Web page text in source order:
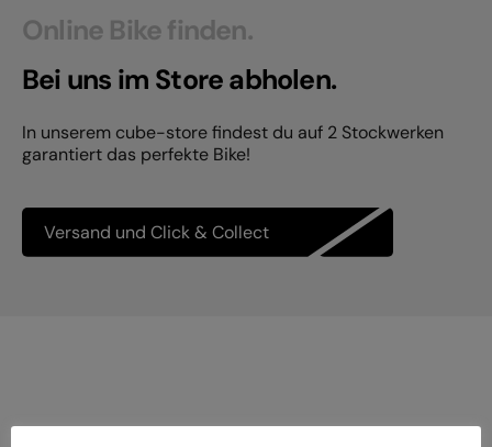
Online Bike finden.
Bei uns im Store abholen.
In unserem cube-store findest du auf 2 Stockwerken
garantiert das perfekte Bike!
Versand und Click & Collect